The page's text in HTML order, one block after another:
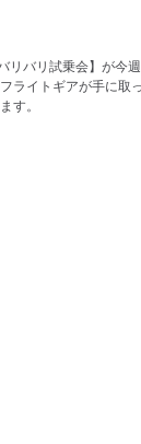
リバリ試乗会】が今
ライトギアが手に取
す。